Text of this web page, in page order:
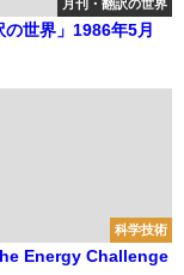
月刊・翻訳の世界
の世界」1986年5月
科学技術
Energy Challenge